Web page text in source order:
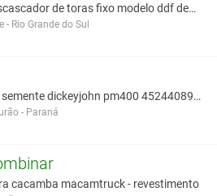
Vendo descascador de toras fixo modelo ddf demu
- Rio Grande do Sul
Sensor de semente dickeyjohn pm400 452440891 aa619
- Paraná
cacamba macamtruck - revestimento